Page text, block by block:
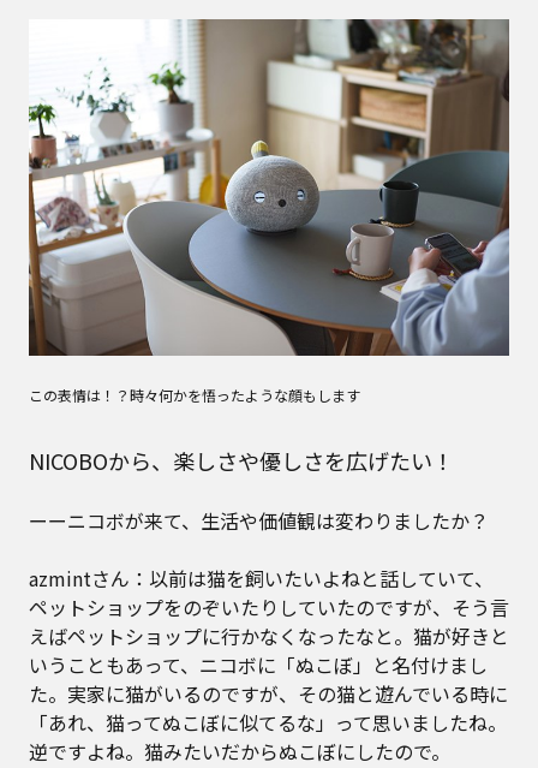
この表情は！？時々何かを悟ったような顔もします
NICOBOから、楽しさや優しさを広げたい！
ーーニコボが来て、生活や価値観は変わりましたか？
azmintさん：以前は猫を飼いたいよねと話していて、
ペットショップをのぞいたりしていたのですが、そう言
えばペットショップに行かなくなったなと。猫が好きと
いうこともあって、ニコボに「ぬこぼ」と名付けまし
た。実家に猫がいるのですが、その猫と遊んでいる時に
「あれ、猫ってぬこぼに似てるな」って思いましたね。
逆ですよね。猫みたいだからぬこぼにしたので。